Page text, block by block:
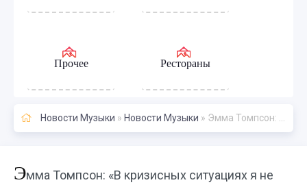
Прочее Рестораны
Новости Музыки » Новости Музыки » Эмма Томпсон: «В кризисных ситуациях я не теряюсь и не истерю» - «Новости Музыки»
Эмма Томпсон: «В кризисных ситуациях я не